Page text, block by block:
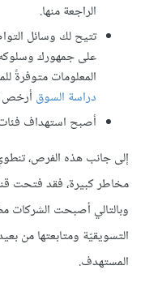
الراجعة منها.
تتيح لك وسائل
على جمهورك
المعلومات
دراسة السوق أرخص
أصبح استهداف
إلى جانب هذه الفرص،
مخاطر كبيرة، فقد فتحت
وبالتالي أصبحت الشركات
التسويقيّة ومتابعتها من
المستهدف.